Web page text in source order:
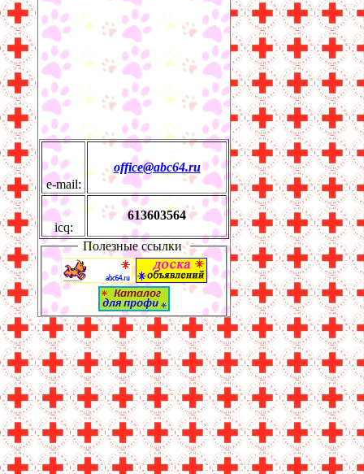
e-mail:
office@abc64.ru
icq:
613603564
Полезные ссылки